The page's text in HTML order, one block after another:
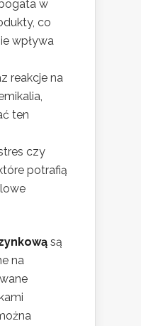
w
co
wpływa
reakcje na
ten
czy
potrafią
są
na